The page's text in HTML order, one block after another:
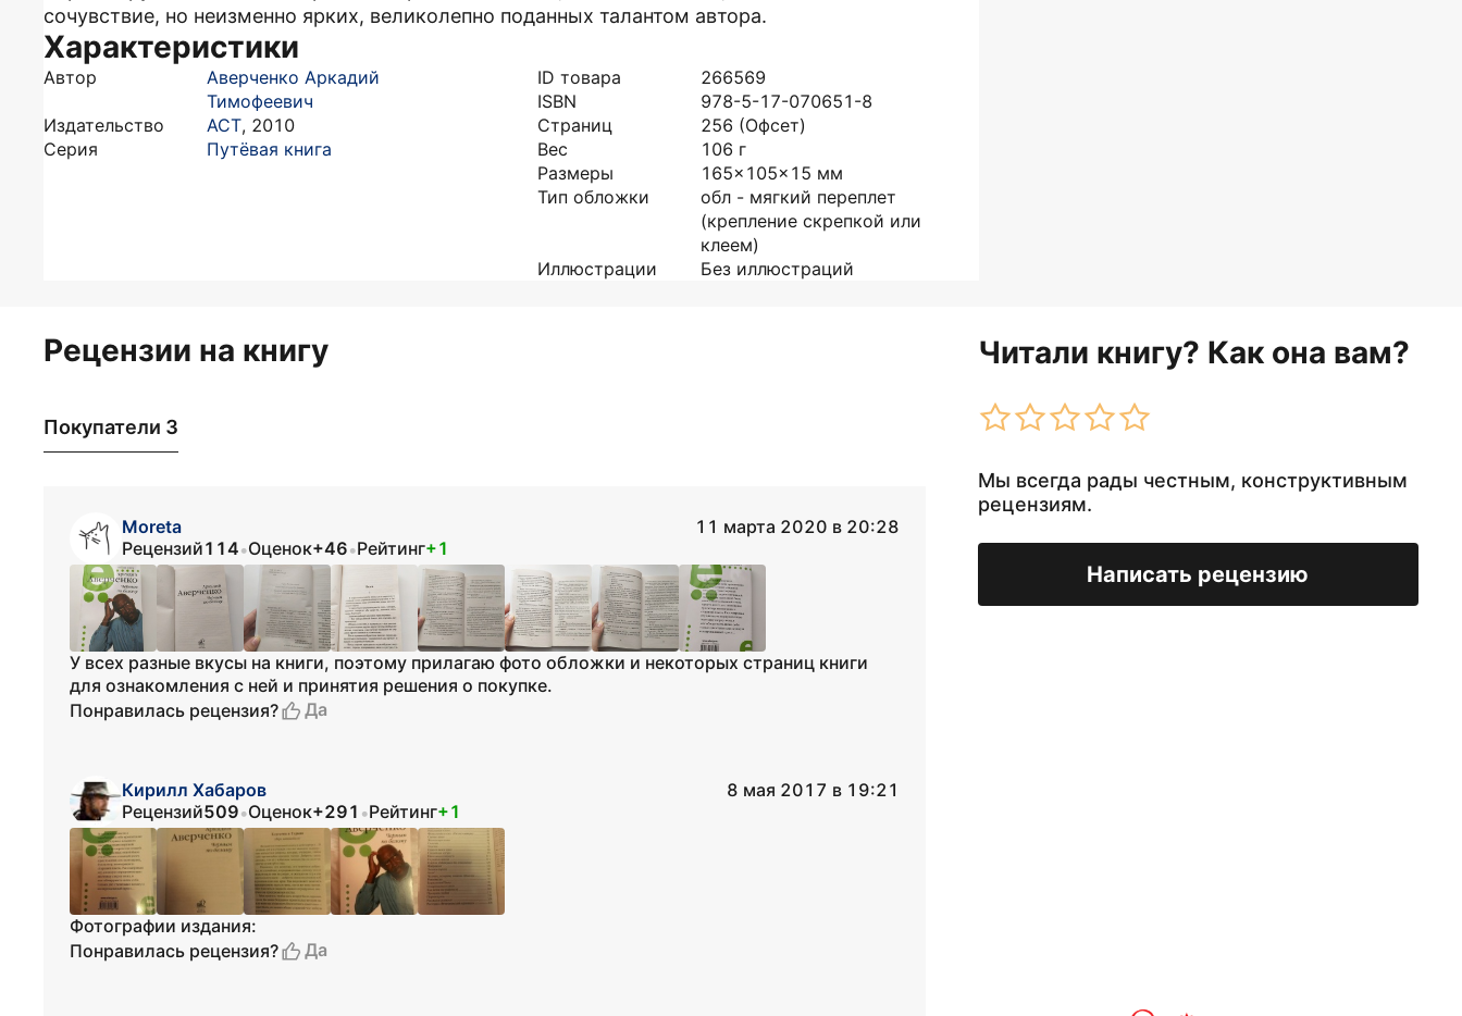
сочувствие, но неизменно ярких, великолепно поданных талантом автора.
Характеристики
Автор
Аверченко Аркадий
Тимофеевич
Издательство
АСТ, 2010
Серия
Путёвая книга
ID товара
266569
ISBN
978-5-17-070651-8
Страниц
256 (Офсет)
Вес
106 г
Размеры
165x105x15 мм
Тип обложки
обл - мягкий переплет
(крепление скрепкой или
клеем)
Иллюстрации
Без иллюстраций
Рецензии на книгу Читали книгу? Как она вам?
Мы всегда рады честным, конструктивным
рецензиям.
Написать рецензию
Покупатели 3
Moreta
11 марта 2020 в 20:28
Рецензий114•Оценок+46•Рейтинг+1
У всех разные вкусы на книги, поэтому прилагаю фото обложки и некоторых страниц книги
для ознакомления с ней и принятия решения о покупке.
Понравилась рецензия?
Да
Кирилл Хабаров
8 мая 2017 в 19:21
Рецензий509•Оценок+291 •Рейтинг+1
Фотографии издания:
Понравилась рецензия?
Да